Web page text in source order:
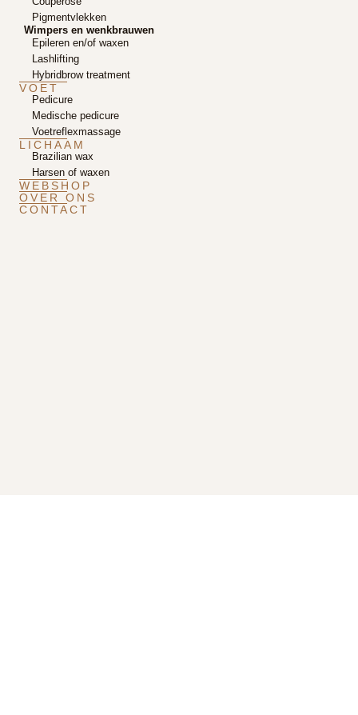
Pigmentvlekken
Wimpers en wenkbrauwen
Epileren en/of waxen
Lashlifting
Hybridbrow treatment
VOET
Pedicure
Medische pedicure
Voetreflexmassage
LICHAAM
Brazilian wax
Harsen of waxen
WEBSHOP
OVER ONS
CONTACT